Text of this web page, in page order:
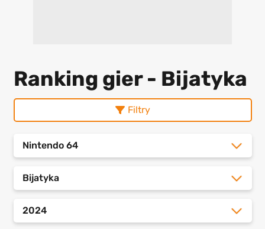
Ranking gier - Bijatyka
Filtry
Nintendo 64
Bijatyka
2024